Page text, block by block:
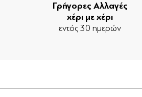
Γρήγορες Αλλαγές
χέρι με χέρι
εντός 30 ημερών